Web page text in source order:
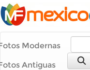
Modernas
Antiguas